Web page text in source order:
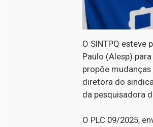
O SINTPQ esteve
Paulo (Alesp)
propõe
diretora do
da pesquisadora
O PLC 09/2025,